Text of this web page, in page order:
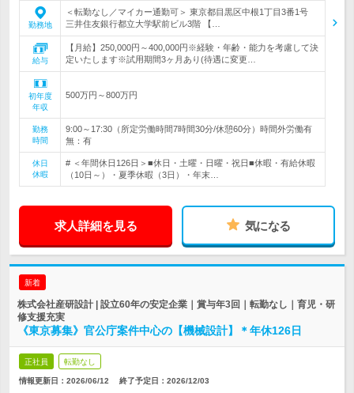
勤務地
＜転勤なし／マイカー通勤可＞ 東京都目黒区中根1丁目3番1号
三井住友銀行都立大学駅前ビル3階 【…
給与
【月給】250,000円～400,000円※経験・年齢・能力を考慮して決
定いたします※試用期間3ヶ月あり(待遇に変更…
初年度
年収
500万円～800万円
勤務
時間
9:00～17:30（所定労働時間7時間30分/休憩60分）時間外労働有
無：有
休日
休暇
# ＜年間休日126日＞■休日・土曜・日曜・祝日■休暇・有給休暇
（10日～）・夏季休暇（3日）・年末…
求人詳細を見る 気になる
新着
株式会社産研設計 | 設立60年の安定企業｜賞与年3回｜転勤なし｜育児・研
修支援充実
《東京募集》官公庁案件中心の【機械設計】＊年休126日
正社員 転勤なし
情報更新日：2026/06/12 終了予定日： 2026/12/03